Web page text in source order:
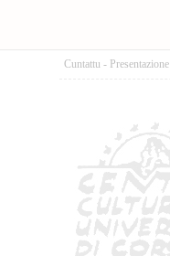
Cuntattu - Presentazione